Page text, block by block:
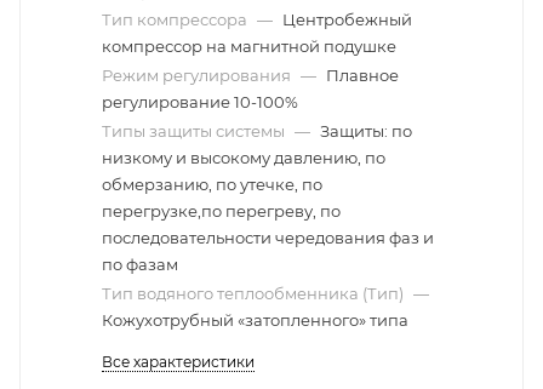
Тип компрессора — Центробежный
компрессор на магнитной подушке
Режим регулирования — Плавное
регулирование 10-100%
Типы защиты системы — Защиты: по
низкому и высокому давлению, по
обмерзанию, по утечке, по
перегрузке,по перегреву, по
последовательности чередования фаз и
по фазам
Тип водяного теплообменника (Тип) —
Кожухотрубный «затопленного» типа
Все характеристики